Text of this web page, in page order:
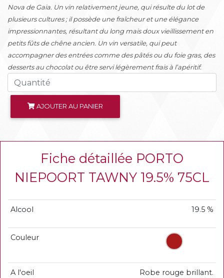
Nova de Gaia. Un vin relativement jeune, qui résulte du lot de
plusieurs cultures ; il possède une fraîcheur et une élégance
impressionnantes, résultant du long mais doux vieillissement en
petits fûts de chêne ancien. Un vin versatile, qui peut
accompagner des entrées comme des pâtés ou du foie gras, des
desserts au chocolat ou être servi légèrement frais à l’apéritif.
AJOUTER AU PANIER
Fiche détaillée PORTO
NIEPOORT TAWNY 19.5% 75CL
Alcool 19.5 %
Couleur
A l'oeil Robe rouge brillant.